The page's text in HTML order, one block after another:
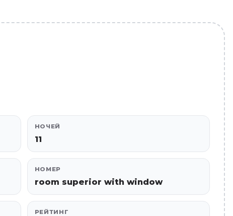
НОЧЕЙ
11
НОМЕР
room superior with window
РЕЙТИНГ